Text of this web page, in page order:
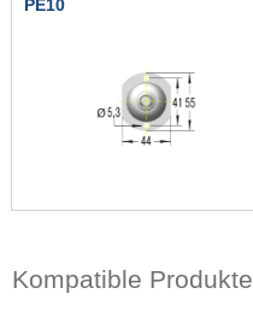
PE10
Kompatible Produkte